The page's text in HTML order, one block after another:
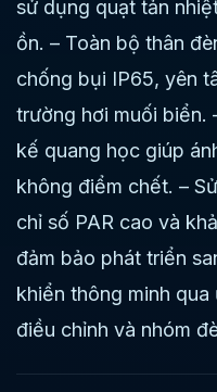
sử dụng quạt tản
ồn. – Toàn bộ thân
chống bụi IP65, yên
trường hơi muối biển.
kế quang học giúp
không điểm chết. –
chỉ số PAR cao và
đảm bảo phát triển
khiển thông minh
điều chỉnh và nhóm